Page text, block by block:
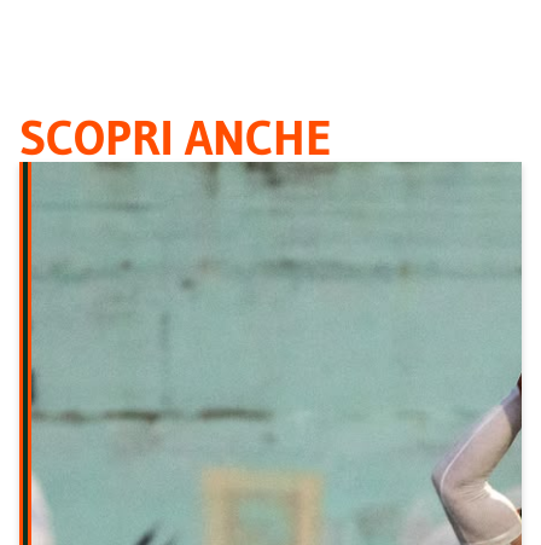
SCOPRI ANCHE